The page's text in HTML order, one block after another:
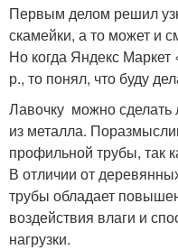
Первым делом решил
скамейки, а то может и
Но когда Яндекс
р., то понял, что буду
Лавочку можно сделать
из металла.
профильной трубы, так
В отличии от
трубы обладает
воздействия влаги и
нагрузки.